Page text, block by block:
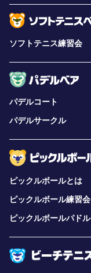
ソフトテニス練習会
パデルコート
パデルサークル
ピックルボールとは
ピックルボール練習会
ピックルボールパドル